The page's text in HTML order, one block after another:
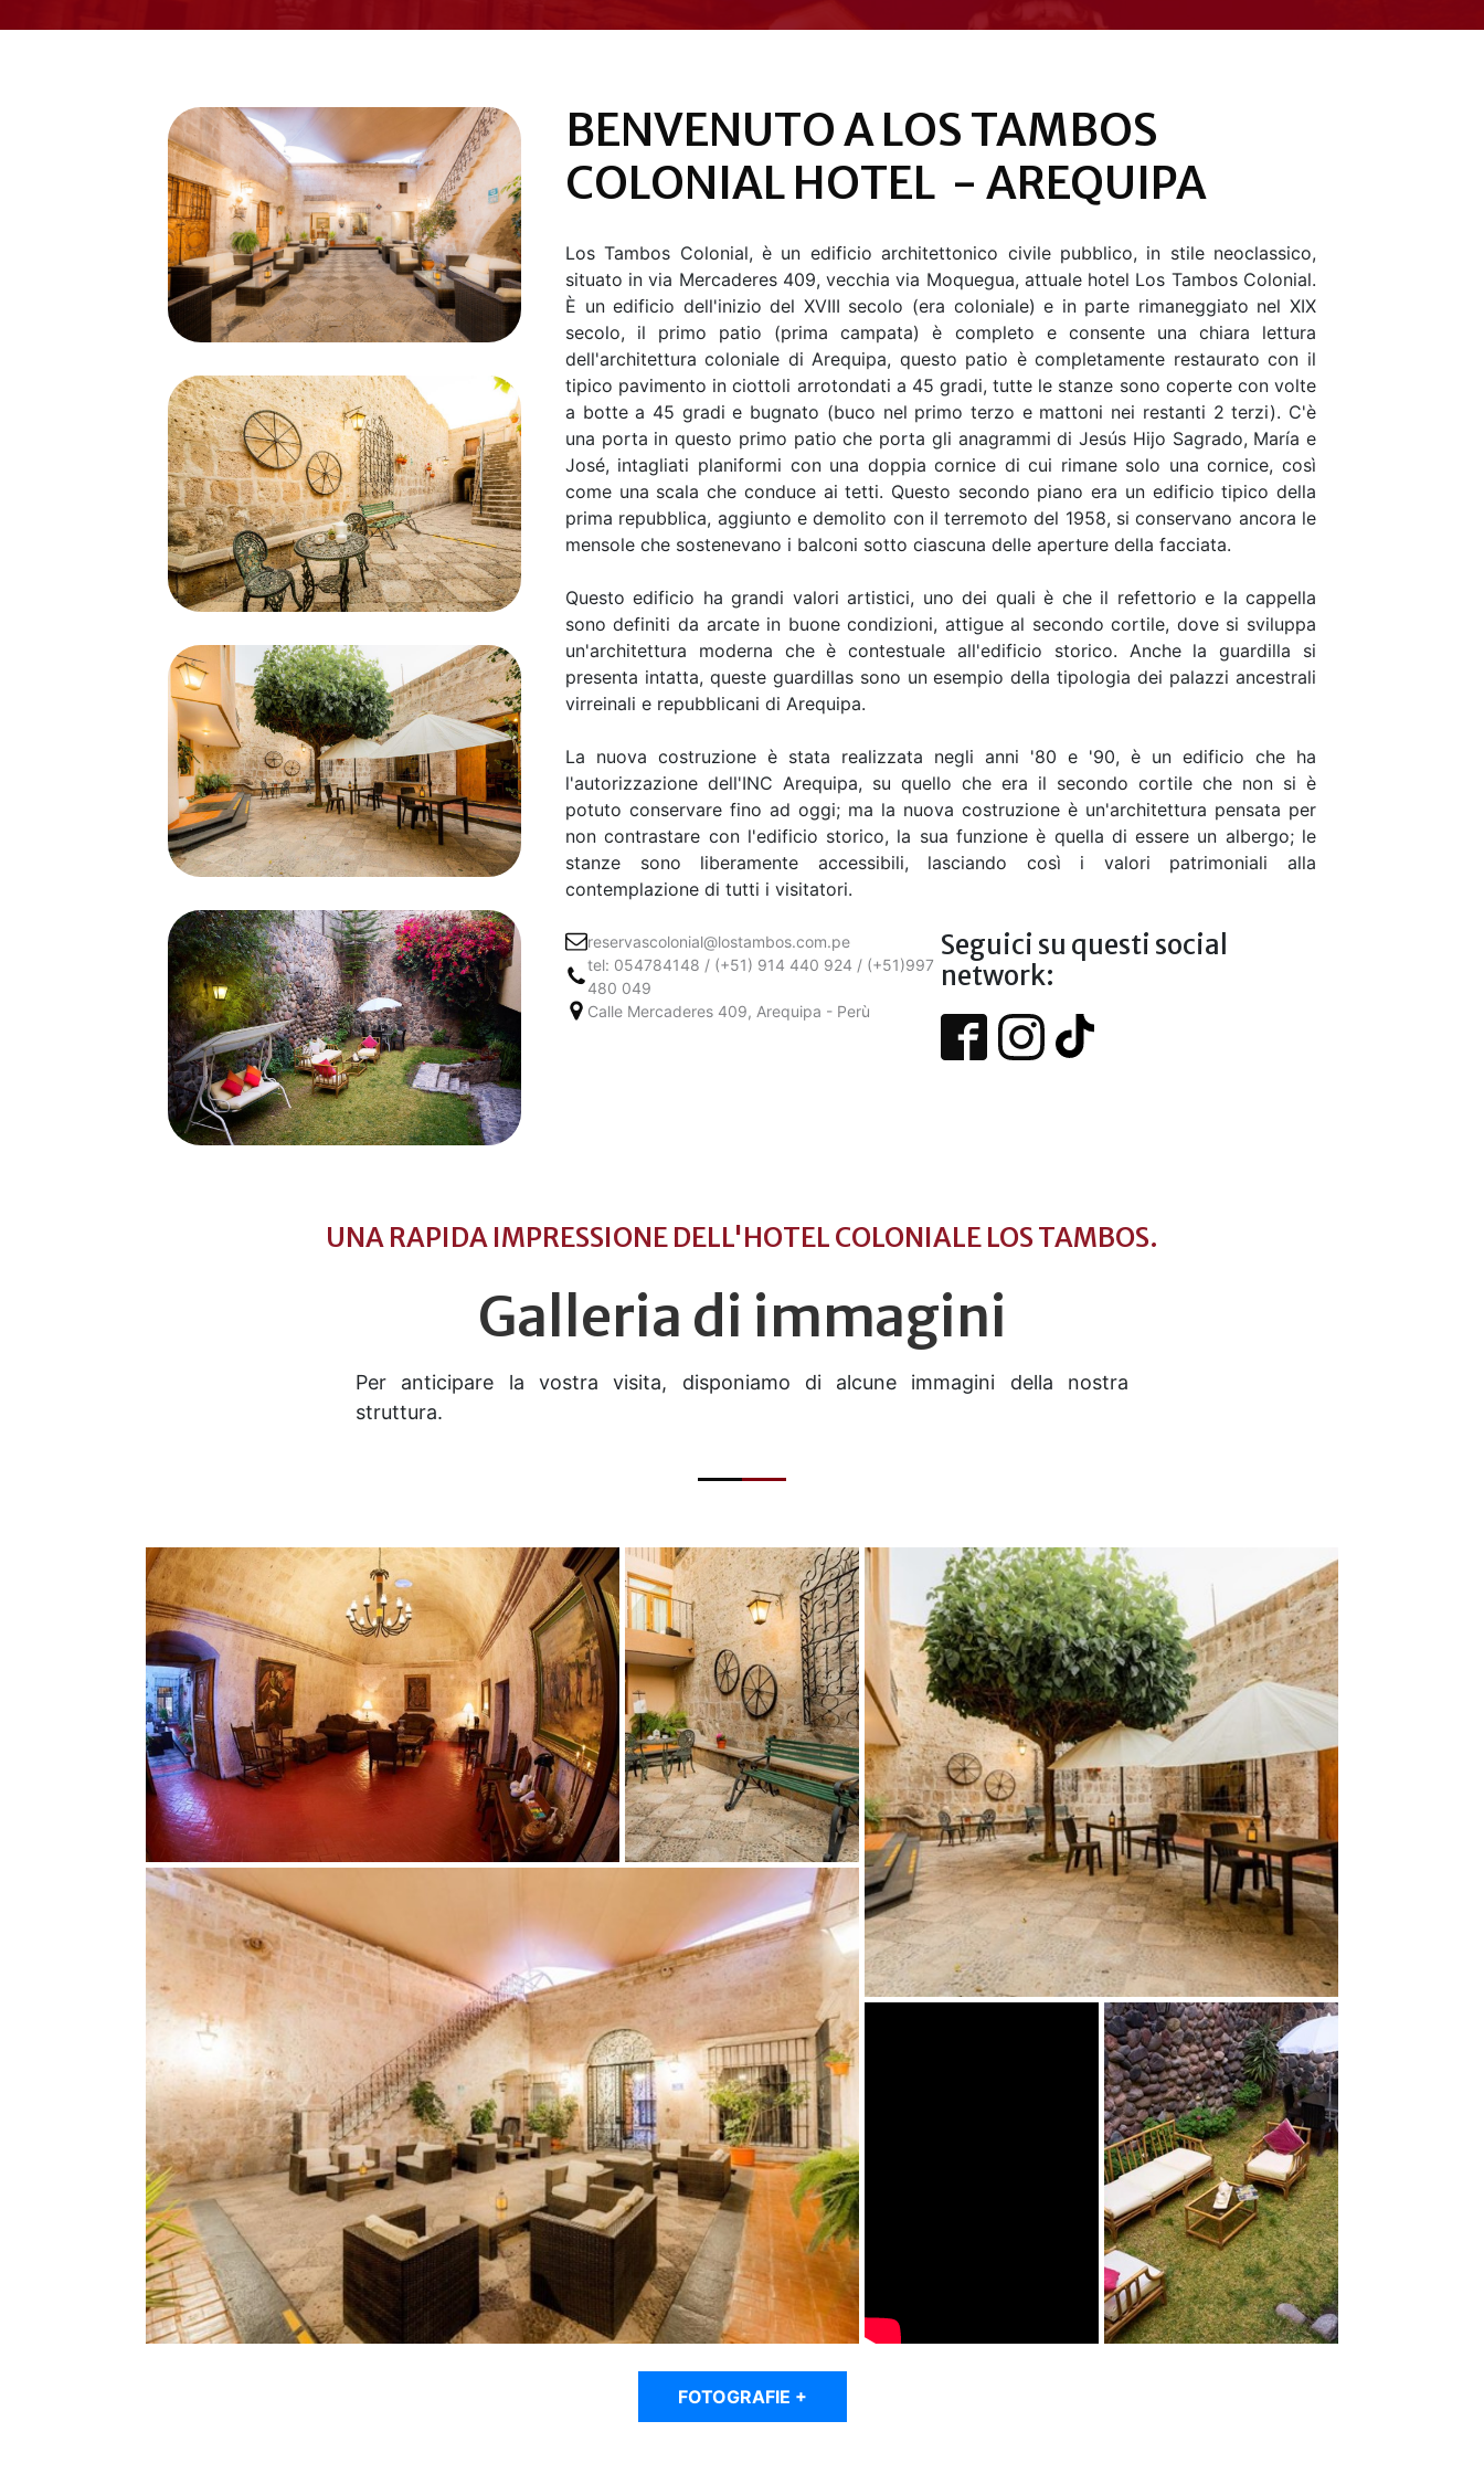
BENVENUTO A LOS TAMBOS
COLONIAL HOTEL - AREQUIPA
Los Tambos Colonial, è un edificio architettonico civile pubblico, in stile neoclassico,
situato in via Mercaderes 409, vecchia via Moquegua, attuale hotel Los Tambos Colonial.
È un edificio dell'inizio del XVIII secolo (era coloniale) e in parte rimaneggiato nel XIX
secolo, il primo patio (prima campata) è completo e consente una chiara lettura
dell'architettura coloniale di Arequipa, questo patio è completamente restaurato con il
tipico pavimento in ciottoli arrotondati a 45 gradi, tutte le stanze sono coperte con volte
a botte a 45 gradi e bugnato (buco nel primo terzo e mattoni nei restanti 2 terzi). C'è
una porta in questo primo patio che porta gli anagrammi di Jesús Hijo Sagrado, María e
José, intagliati planiformi con una doppia cornice di cui rimane solo una cornice, così
come una scala che conduce ai tetti. Questo secondo piano era un edificio tipico della
prima repubblica, aggiunto e demolito con il terremoto del 1958, si conservano ancora le
mensole che sostenevano i balconi sotto ciascuna delle aperture della facciata.
Questo edificio ha grandi valori artistici, uno dei quali è che il refettorio e la cappella
sono definiti da arcate in buone condizioni, attigue al secondo cortile, dove si sviluppa
un'architettura moderna che è contestuale all'edificio storico. Anche la guardilla si
presenta intatta, queste guardillas sono un esempio della tipologia dei palazzi ancestrali
virreinali e repubblicani di Arequipa.
La nuova costruzione è stata realizzata negli anni '80 e '90, è un edificio che ha
l'autorizzazione dell'INC Arequipa, su quello che era il secondo cortile che non si è
potuto conservare fino ad oggi; ma la nuova costruzione è un'architettura pensata per
non contrastare con l'edificio storico, la sua funzione è quella di essere un albergo; le
stanze sono liberamente accessibili, lasciando così i valori patrimoniali alla
contemplazione di tutti i visitatori.
reservascolonial@lostambos.com.pe
tel: 054784148 / (+51) 914 440 924 / (+51)997
480 049
Calle Mercaderes 409, Arequipa - Perù
Seguici su questi social
network:
UNA RAPIDA IMPRESSIONE DELL'HOTEL COLONIALE LOS TAMBOS.
Galleria di immagini
Per anticipare la vostra visita, disponiamo di alcune immagini della nostra
struttura.
FOTOGRAFIE +